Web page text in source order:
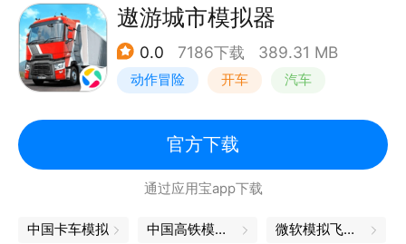
遨游城市模拟器
0.0 7186下载 389.31 MB
动作冒险 开车 汽车
官方下载
通过应用宝app下载
中国卡车模拟 中国高铁模拟器 微软模拟飞行下载